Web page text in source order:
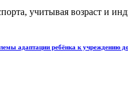
учитывая возраст и
адаптации ребёнка к учреждению